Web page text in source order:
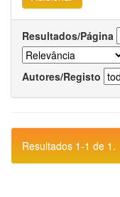
Resultados/Página
Autores/Registo
Resultados 1-1 de 1.